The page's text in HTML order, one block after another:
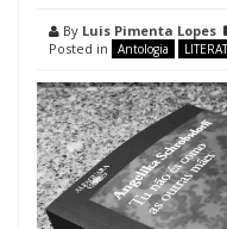
By Luis Pimenta Lopes
Posted in
Antologia